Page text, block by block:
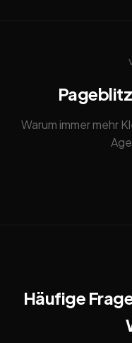
Warum immer mehr
Häufige